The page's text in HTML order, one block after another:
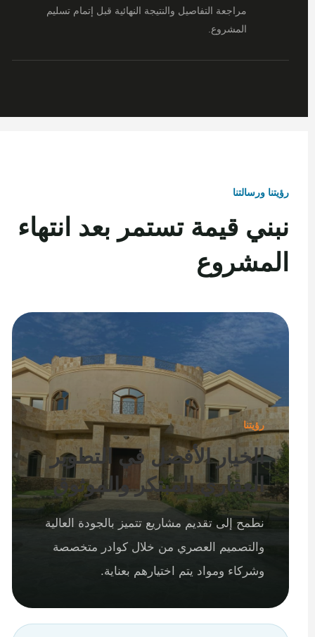
مراجعة التفاصيل والنتيجة النهائية قبل إتمام تسليم
المشروع.
رؤيتنا ورسالتنا
نبني قيمة تستمر بعد انتهاء
المشروع
رؤيتنا
الخيار الأفضل في التطوير
العقاري المبتكر والموثوق
نطمح إلى تقديم مشاريع تتميز بالجودة العالية
والتصميم العصري من خلال كوادر متخصصة
وشركاء ومواد يتم اختيارهم بعناية.